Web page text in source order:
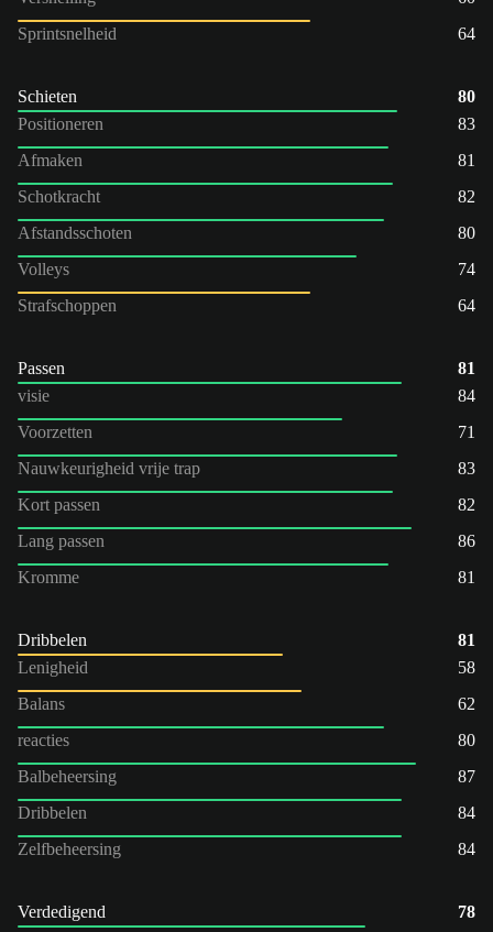
Sprintsnelheid
64
Schieten
80
Positioneren
83
Afmaken
81
Schotkracht
82
Afstandsschoten
80
Volleys
74
Strafschoppen
64
Passen
81
visie
84
Voorzetten
71
Nauwkeurigheid vrije trap
83
Kort passen
82
Lang passen
86
Kromme
81
Dribbelen
81
Lenigheid
58
Balans
62
reacties
80
Balbeheersing
87
Dribbelen
84
Zelfbeheersing
84
Verdedigend
78